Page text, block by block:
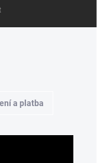
a platba